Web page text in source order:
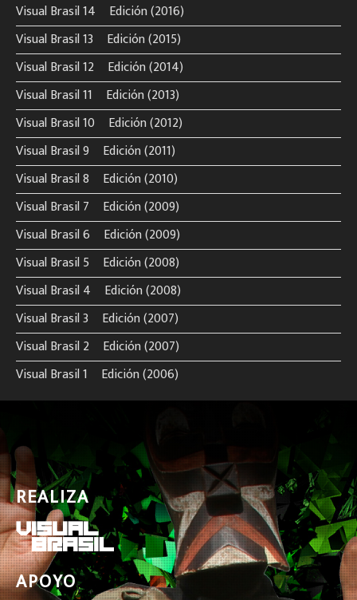
Visual Brasil 14º Edición (2016)
Visual Brasil 13º Edición (2015)
Visual Brasil 12º Edición (2014)
Visual Brasil 11º Edición (2013)
Visual Brasil 10º Edición (2012)
Visual Brasil 9º Edición (2011)
Visual Brasil 8º Edición (2010)
Visual Brasil 7º Edición (2009)
Visual Brasil 6º Edición (2009)
Visual Brasil 5º Edición (2008)
Visual Brasil 4º Edición (2008)
Visual Brasil 3º Edición (2007)
Visual Brasil 2º Edición (2007)
Visual Brasil 1º Edición (2006)
REALIZA
APOYO